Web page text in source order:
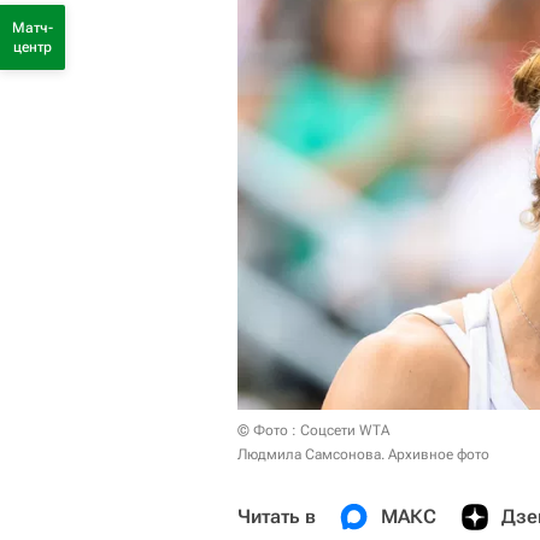
© Фото : Соцсети WTA
Людмила Самсонова. Архивное фото
Читать в МАКС
Матч-
центр